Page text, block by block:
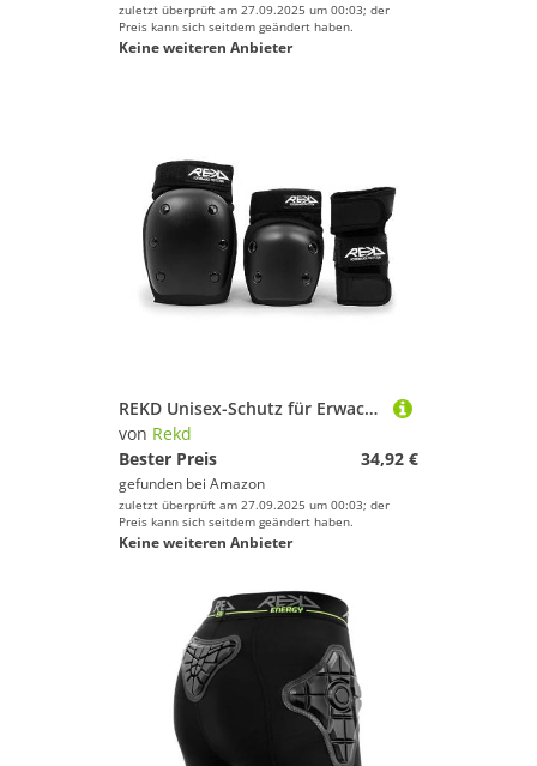
zuletzt überprüft am 27.09.2025 um 00:03; der
Preis kann sich seitdem geändert haben.
Keine weiteren Anbieter
REKD Unisex-Schutz für Erwachsene Zubehör REKD Heavy Duty Triple Pad Set, M, Schwarz
von Rekd
Bester Preis
34,92 €
gefunden bei Amazon
zuletzt überprüft am 27.09.2025 um 00:03; der
Preis kann sich seitdem geändert haben.
Keine weiteren Anbieter